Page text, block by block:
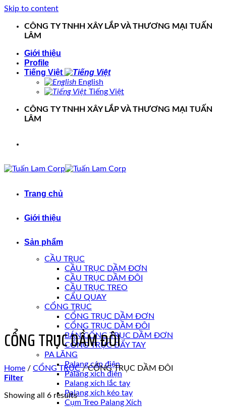
Skip to content
CÔNG TY TNHH XÂY LẮP VÀ THƯƠNG MẠI TUẤN
LÂM
Giới thiệu
Profile
Tiếng Việt
English
Tiếng Việt
CÔNG TY TNHH XÂY LẮP VÀ THƯƠNG MẠI TUẤN
LÂM
Trang chủ
Giới thiệu
Sản phẩm
CẦU TRỤC
CẦU TRỤC DẦM ĐƠN
CẦU TRỤC DẦM ĐÔI
CẦU TRỤC TREO
CẨU QUAY
CỔNG TRỤC
CỔNG TRỤC DẦM ĐƠN
CỔNG TRỤC DẦM ĐÔI
BÁN CỔNG TRỤC DẦM ĐƠN
CỔNG TRỤC ĐẨY TAY
PA LĂNG
Palang cáp điện
Palang xích điện
Palang xích lắc tay
Palang xích kéo tay
Cụm Treo Palang Xích
CỔNG TRỤC DẦM ĐÔI
Home / CỔNG TRỤC /CỔNG TRỤC DẦM ĐÔI
Filter
Showing all 6 results